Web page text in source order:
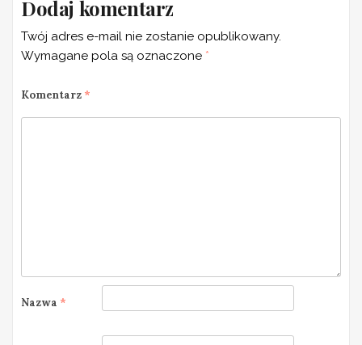
Dodaj komentarz
Twój adres e-mail nie zostanie opublikowany.
Wymagane pola są oznaczone *
Komentarz *
Nazwa *